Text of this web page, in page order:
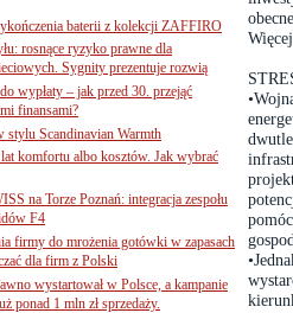
baterii z kolekcji ZAFFIRO
rosnące ryzyko prawne dla
Sygnity prezentuje rozwią
wypłaty – jak przed 30. przejąć
finansami?
stylu Scandinavian Warmth
lat komfortu albo kosztów. Jak wybrać
na Torze Poznań: integracja zespołu
F4
firmy do mrożenia gotówki w zapasach
dla firm z Polski
wystartował w Polsce, a kampanie
ponad 1 mln zł sprzedaży.